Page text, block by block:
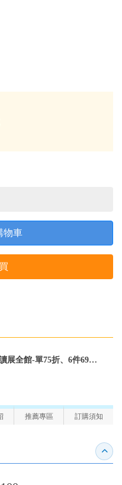
物車
館-單75折、6件69折～全館任選
推薦專區 訂購須知
收合